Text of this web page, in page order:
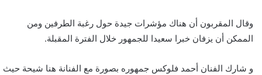
وقال المقربون أن هناك مؤشرات جيدة حول رغبة الطرفين ومن
الممكن أن يزفان خبرا سعيدا للجمهور خلال الفترة المقبلة.
و شارك الفنان أحمد فلوكس جمهوره بصورة مع الفنانة هنا شيحة حيث